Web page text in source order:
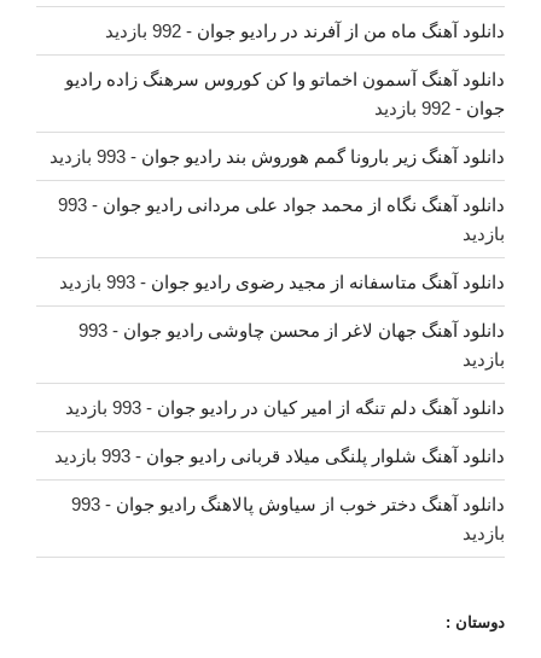
دانلود آهنگ ماه من از آفرند در رادیو جوان - 992 بازدید
دانلود آهنگ آسمون اخماتو وا کن کوروس سرهنگ زاده رادیو
جوان - 992 بازدید
دانلود آهنگ زیر بارونا گمم هوروش بند رادیو جوان - 993 بازدید
دانلود آهنگ نگاه از محمد جواد علی مردانی رادیو جوان
- 993
بازدید
دانلود آهنگ متاسفانه از مجید رضوی رادیو جوان - 993 بازدید
دانلود آهنگ جهان لاغر از محسن چاوشی رادیو جوان
- 993
بازدید
دانلود آهنگ دلم تنگه از امیر کیان در رادیو جوان - 993 بازدید
دانلود آهنگ شلوار پلنگی میلاد قربانی رادیو جوان - 993 بازدید
دانلود آهنگ دختر خوب از سیاوش پالاهنگ رادیو جوان
- 993
بازدید
دوستان :